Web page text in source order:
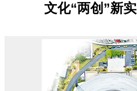
文化“两创”新